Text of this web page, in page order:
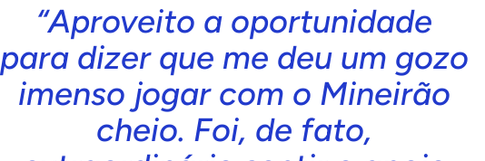
“Aproveito a oportunidade
para dizer que me deu um gozo
imenso jogar com o Mineirão
cheio. Foi, de fato,